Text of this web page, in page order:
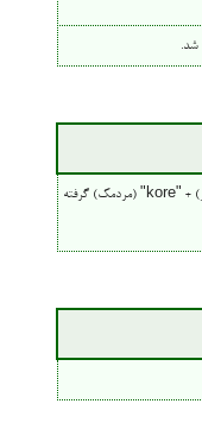
شد.
از یونانی "an-" (به معنی «نه» یا «بی‌») + "iso" (برابر) + "kore" (مردمک) گرفته